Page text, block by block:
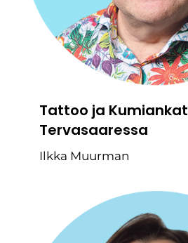
Tattoo ja Kumiankat
Tervasaaressa
Ilkka Muurman